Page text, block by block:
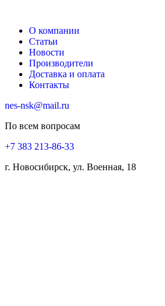
О компании
Статьи
Новости
Производители
Доставка и оплата
Контакты
nes-nsk@mail.ru
По всем вопросам
+7 383 213-86-33
г. Новосибирск, ул. Военная, 18